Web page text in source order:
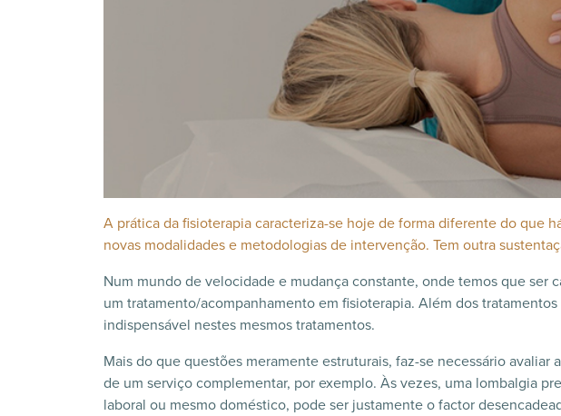
A prática da fisioterapia caracteriza-se hoje de forma diferente do que
novas modalidades e metodologias de intervenção. Tem outra
Num mundo de velocidade e mudança constante, onde temos que ser
um tratamento/acompanhamento em fisioterapia. Além dos
indispensável nestes mesmos tratamentos.
Mais do que questões meramente estruturais, faz-se necessário
de um serviço complementar, por exemplo. Às vezes, uma lombalgia
laboral ou mesmo doméstico, pode ser justamente o factor